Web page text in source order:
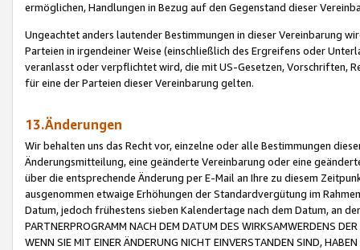
ermöglichen, Handlungen in Bezug auf den Gegenstand dieser
Ungeachtet anders lautender Bestimmungen in dieser Vereinbarung
Parteien in irgendeiner Weise (einschließlich des Ergreifens oder
veranlasst oder verpflichtet wird, die mit US-Gesetzen, Vorschriften,
für eine der Parteien dieser Vereinbarung gelten.
13.Änderungen
Wir behalten uns das Recht vor, einzelne oder alle Bestimmungen
Änderungsmitteilung, eine geänderte Vereinbarung oder eine
über die entsprechende Änderung per E-Mail an Ihre zu diesem
ausgenommen etwaige Erhöhungen der Standardvergütung im
Datum, jedoch frühestens sieben Kalendertage nach dem Datum, an
PARTNERPROGRAMM NACH DEM DATUM DES WIRKSAMWERDENS
WENN SIE MIT EINER ÄNDERUNG NICHT EINVERSTANDEN SIND,